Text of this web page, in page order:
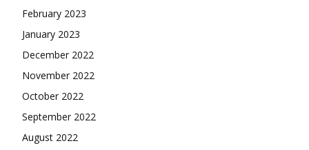
February 2023
January 2023
December 2022
November 2022
October 2022
September 2022
August 2022